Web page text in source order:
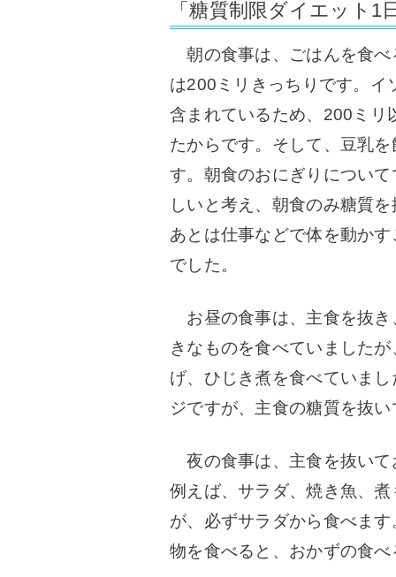
「糖質制限ダイエット1
朝の食事は、ごはんを食べ
は200ミリきっちりです。
イ
含まれているため、200ミリ
たからです。そして、 豆乳
す。朝食のおにぎりについ
しいと考え、朝食のみ糖質
あとは仕事などで体を動か
でした。
お昼の食事は、主食を抜き
きなものを食べていました
げ、ひじき煮を食べていまし
ジですが、主食の糖質を抜
夜の食事は、主食を抜いて
例えば、サラダ、焼き魚、
が、必ずサラダから食べます
物を食べると、おかずの食